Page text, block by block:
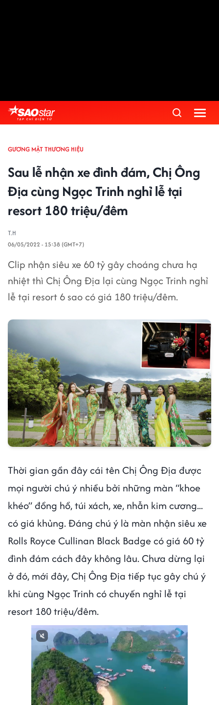
GƯƠNG MẶT THƯƠNG HIỆU
Sau lễ nhận xe đình đám, Chị Ông
Địa cùng Ngọc Trinh nghỉ lễ tại
resort 180 triệu/đêm
T.H
06/05/2022 - 15:38 (GMT+7)
Clip nhận siêu xe 60 tỷ gây choáng chưa hạ
nhiệt thì Chị Ông Địa lại cùng Ngọc Trinh nghỉ
lễ tại resort 6 sao có giá 180 triệu/đêm.
Thời gian gần đây cái tên Chị Ông Địa được
mọi người chú ý nhiều bởi những màn “khoe
khéo” đồng hồ, túi xách, xe, nhẫn kim cương...
có giá khủng. Đáng chú ý là màn nhận siêu xe
Rolls Royce Cullinan Black Badge có giá 60 tỷ
đình đám cách đây không lâu. Chưa dừng lại
ở đó, mới đây, Chị Ông Địa tiếp tục gây chú ý
khi cùng Ngọc Trinh có chuyến nghỉ lễ tại
resort 180 triệu/đêm.